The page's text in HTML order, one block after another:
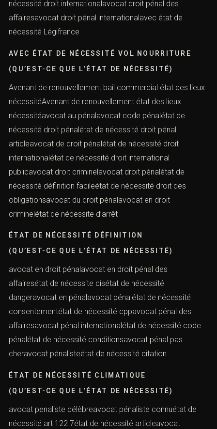
nécessité droit internationalavocat droit pénal des
affairesavocat droit pénal internationalavec état de
nécessité Légifrance
AVEC ÉTAT DE NÉCESSITÉ VOL NOURRITURE
(QU’EST-CE QUE L’ÉTAT DE NÉCESSITÉ)
Avenant de renouvellement bail commercial état des lieux
nécessitéAvenant de renouvellement état des lieux
nécessitéavocat au pénalavocat code pénalétat de
nécessité droit pénalétat de nécessité droit pénal
articleavocat de droit pénalétat de nécessité droit
internationalétat de nécessité droit international
publicavocat droit criminelavocat droit pénalétat de
nécessité définition facileétat de nécessité droit des
obligationsavocat du droit pénalavocat en droit
criminelétat de nécessite d’arrêt
ÉTAT DE NÉCESSITÉ DÉFINITION
(QU’EST-CE QUE L’ÉTAT DE NÉCESSITÉ)
avocat en droit pénalavocat en droit pénal des
affairesétat de nécessite cisétat de nécessité
dangeravocat en pénalavocat pénalétat de nécessité
consentementétat de nécessité cppavocat pénal des
affairesavocat pénal internationalétat de nécessité code
pénalétat de nécessité conditionsavocat pénal pas
cheravocat pénalisteétat de nécessité citation
ÉTAT DE NÉCESSITÉ CLIMATIQUE
(QU’EST-CE QUE L’ÉTAT DE NÉCESSITÉ)
avocat penaliste célèbreavocat pénaliste connuétat de
nécessité art 122 7état de nécessité articleavocat